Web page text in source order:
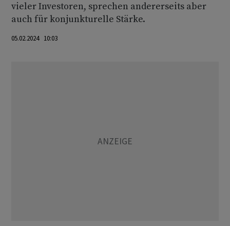
vieler Investoren, sprechen andererseits aber
auch für konjunkturelle Stärke.
05.02.2024 10:03